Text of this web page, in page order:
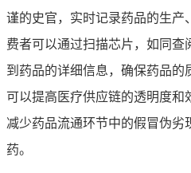
谨的史官，实时记录药品的生产
费者可以通过扫描芯片，如同查
到药品的详细信息，确保药品的
可以提高医疗供应链的透明度和
减少药品流通环节中的假冒伪劣
药。